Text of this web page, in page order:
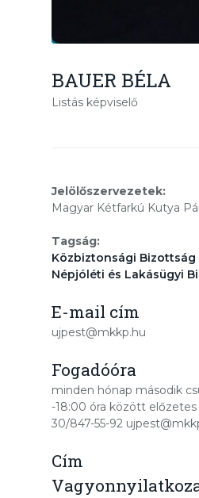
BAUER BÉLA
Listás képviselő
Jelölőszervezetek:
Magyar Kétfarkú Kutya
Tagság:
Közbiztonsági Bizottság
Népjóléti és Lakásügyi
E-mail cím
ujpest@mkkp.hu
Fogadóóra
minden hónap második
-18:00 óra között
30/847-55-92
Cím